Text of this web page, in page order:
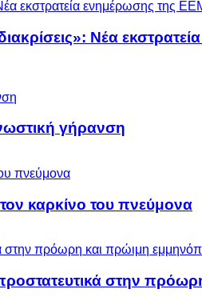
Νέα
γήρανση
καρκίνο του πνεύμονα
στην